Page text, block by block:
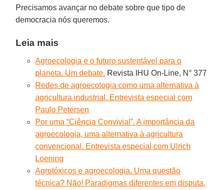
Precisamos avançar no debate sobre que tipo de
democracia nós queremos.
Leia mais
Agroecologia e o futuro sustentável para o
planeta. Um debate. Revista IHU On-Line, N° 377
Redes de agroecologia como uma alternativa à
agricultura industrial. Entrevista especial com
Paulo Petersen
Por uma “Ciência Convivial”. A importância da
agroecologia, uma alternativa à agricultura
convencional. Entrevista especial com Ulrich
Loening
Agrotóxicos e agroecologia. Uma questão
técnica? Não! Paradigmas diferentes em disputa.